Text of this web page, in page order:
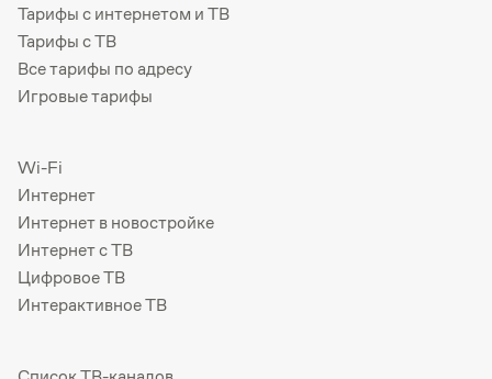
Тарифы с интернетом и ТВ
Тарифы с ТВ
Все тарифы по адресу
Игровые тарифы
Wi-Fi
Интернет
Интернет в новостройке
Интернет с ТВ
Цифровое ТВ
Интерактивное ТВ